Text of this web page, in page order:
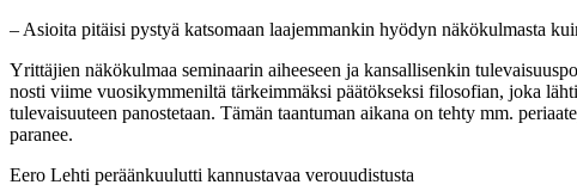
– Asioita pitäisi pystyä katsomaan laajemmankin hyödyn näkökulmasta
Yrittäjien näkökulmaa seminaarin aiheeseen ja kansallisenkin
nosti viime vuosikymmeniltä tärkeimmäksi päätökseksi filosofian, joka
tulevaisuuteen panostetaan. Tämän taantuman aikana on tehty mm.
paranee.
Eero Lehti peräänkuulutti kannustavaa verouudistusta